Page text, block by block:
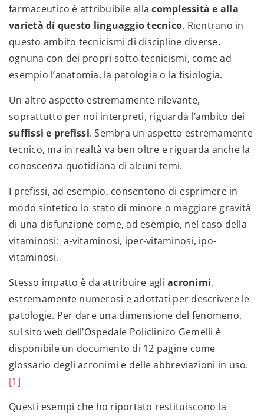
farmaceutico è attribuibile allacomplessità e alla
varietà di questo linguaggio tecnico. Rientrano in
questo ambito tecnicismi di discipline diverse,
ognuna con dei propri sotto tecnicismi, come ad
esempio l’anatomia, la patologia o la fisiologia.
Un altro aspetto estremamente rilevante,
soprattutto per noi interpreti, riguarda l’ambito dei
suffissi e prefissi. Sembra un aspetto estremamente
tecnico, ma in realtà va ben oltre e riguarda anche la
conoscenza quotidiana di alcuni temi.
I prefissi, ad esempio, consentono di esprimere in
modo sintetico lo stato di minore o maggiore gravità
di una disfunzione come, ad esempio, nel caso della
vitaminosi: a-vitaminosi, iper-vitaminosi, ipo-
vitaminosi.
Stesso impatto è da attribuire agli acronimi,
estremamente numerosi e adottati per descrivere le
patologie. Per dare una dimensione del fenomeno,
sul sito web dell’Ospedale Policlinico Gemelli è
disponibile un documento di 12 pagine come
glossario degli acronimi e delle abbreviazioni in uso.
[1]
Questi esempi che ho riportato restituiscono la